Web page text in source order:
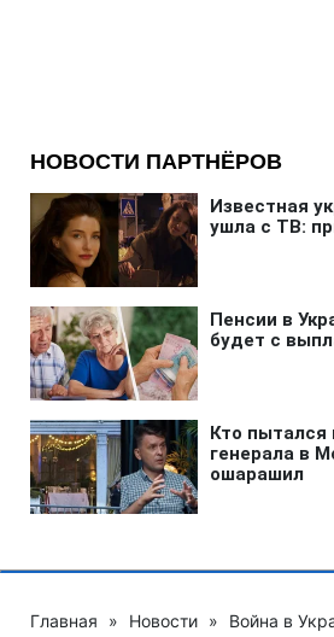
Главная » Новости » Война в